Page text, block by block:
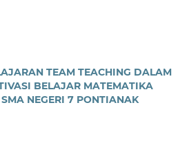
TEAM TEACHING DALAM
BELAJAR MATEMATIKA
NEGERI 7 PONTIANAK